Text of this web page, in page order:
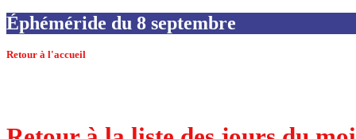
Éphéméride du 8 septembre
Retour à l'accueil